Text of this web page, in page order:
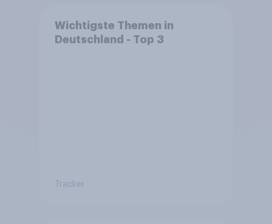
Wichtigste Themen in
Deutschland - Top 3
Tracker